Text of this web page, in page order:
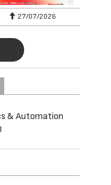
27/07/2026